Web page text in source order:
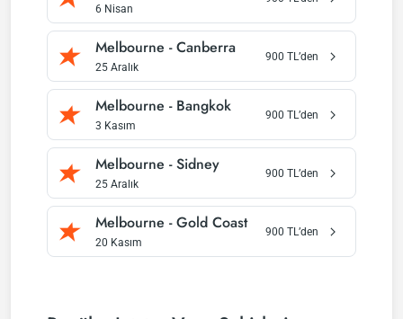
6 Nisan
Melbourne -Canberra
25 Aralık
900 TL’den
Melbourne - Bangkok
3 Kasım
900 TL’den
Melbourne -Sidney
25 Aralık
900 TL’den
Melbourne -Gold Coast
20 Kasım
900 TL’den